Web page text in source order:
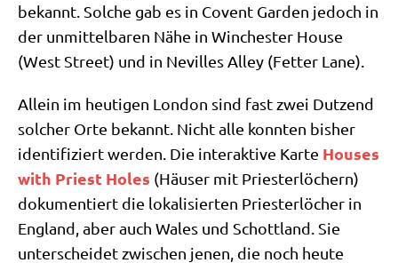
bekannt. Sol­che gab es in Covent Gar­den jedoch in
der unmit­tel­ba­ren Nähe in Win­che­ster Hou­se
(West Street) und in Nevil­les Alley (Fet­ter Lane).
Allein im heu­ti­gen Lon­don sind fast zwei Dut­zend
sol­cher Orte bekannt. Nicht alle konn­ten bis­her
iden­ti­fi­ziert wer­den. Die inter­ak­ti­ve Kar­te Hou­ses
with Priest Holes (Häu­ser mit Prie­ster­lö­chern)
doku­men­tiert die loka­li­sier­ten Prie­ster­lö­cher in
Eng­land, aber auch Wales und Schott­land. Sie
unter­schei­det zwi­schen jenen, die noch heu­te